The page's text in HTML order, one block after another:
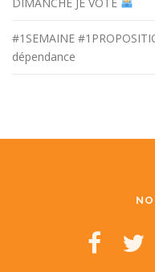
#1SEMAINE
dépendance